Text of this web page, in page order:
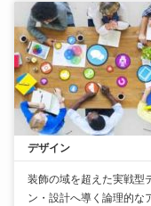
デザイン
装飾の域を超えた実戦型
ン・設計へ導く論理的な